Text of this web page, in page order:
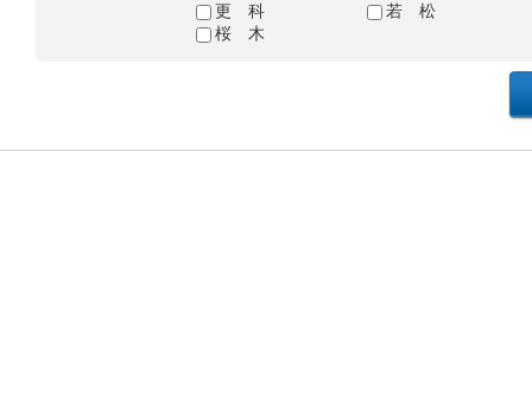
更 科
若 松
桜 木